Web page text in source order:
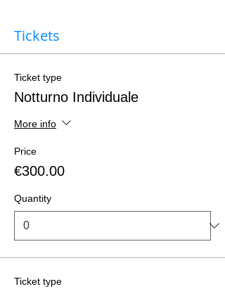
Tickets
Ticket type
Notturno Individuale
More info
Price
€300.00
Quantity
Ticket type